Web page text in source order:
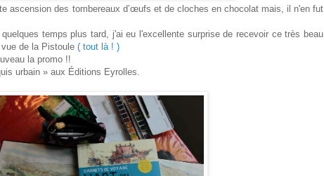
ascension des tombereaux d’œufs et de cloches en chocolat mais, il n'en fut
temps plus tard, j'ai eu l'excellente surprise de recevoir ce très beau
de la Pistoule ( tout là ! )
la promo !!
urbain » aux Éditions Eyrolles.